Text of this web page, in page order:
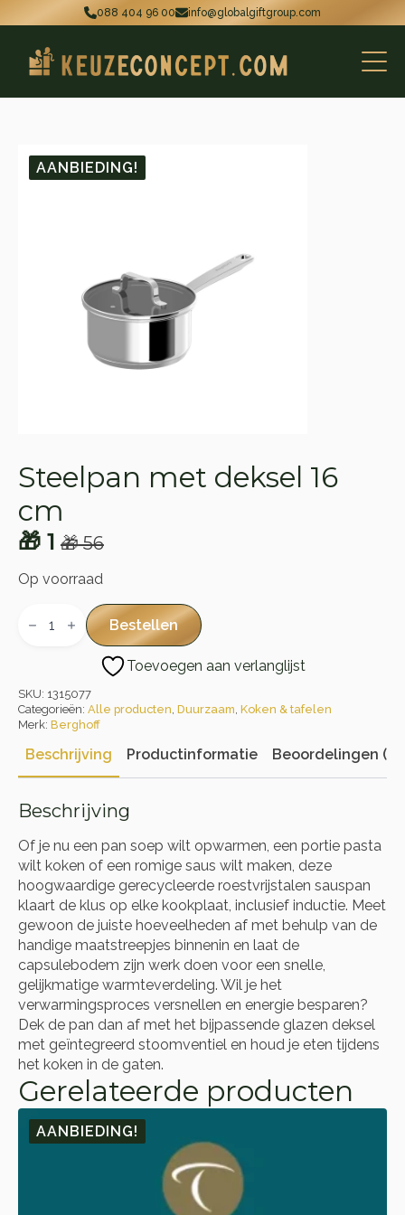
088 404 96 00 info@globalgiftgroup.com
AANBIEDING!
Steelpan met deksel 16
cm
🎁56
Oorspronkelijke
prijs
🎁 56.
🎁 1
Huidige
prijs
🎁 1.
Op voorraad
met
Bestellen
Toevoegen aan verlanglijst
SKU: 1315077
Categorieën: Alle producten, Duurzaam, Koken & tafelen
Merk: Berghoff
Beschrijving Productinformatie Beoordelingen (0)
Beschrijving
Of je nu een pan soep wilt opwarmen, een portie pasta
wilt koken of een romige saus wilt maken, deze
hoogwaardige gerecycleerde roestvrijstalen sauspan
klaart de klus op elke kookplaat, inclusief inductie. Meet
gewoon de juiste hoeveelheden af met behulp van de
handige maatstreepjes binnenin en laat de
capsulebodem zijn werk doen voor een snelle,
gelijkmatige warmteverdeling. Wil je het
verwarmingsproces versnellen en energie besparen?
Dek de pan dan af met het bijpassende glazen deksel
met geïntegreerd stoomventiel en houd je eten tijdens
het koken in de gaten.
Gerelateerde producten
AANBIEDING!